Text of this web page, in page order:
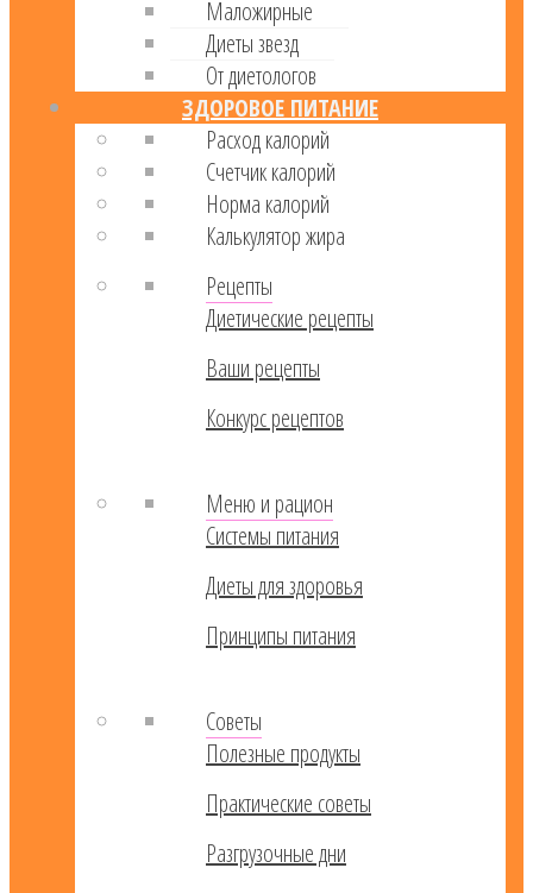
Маложирные
Диеты звезд
От диетологов
ЗДОРОВОЕ ПИТАНИЕ
Расход калорий
Cчетчик калорий
Норма калорий
Калькулятор жира
Рецепты
Диетические рецепты
Ваши рецепты
Конкурс рецептов
Меню и рацион
Системы питания
Диеты для здоровья
Принципы питания
Советы
Полезные продукты
Практические советы
Разгрузочные дни